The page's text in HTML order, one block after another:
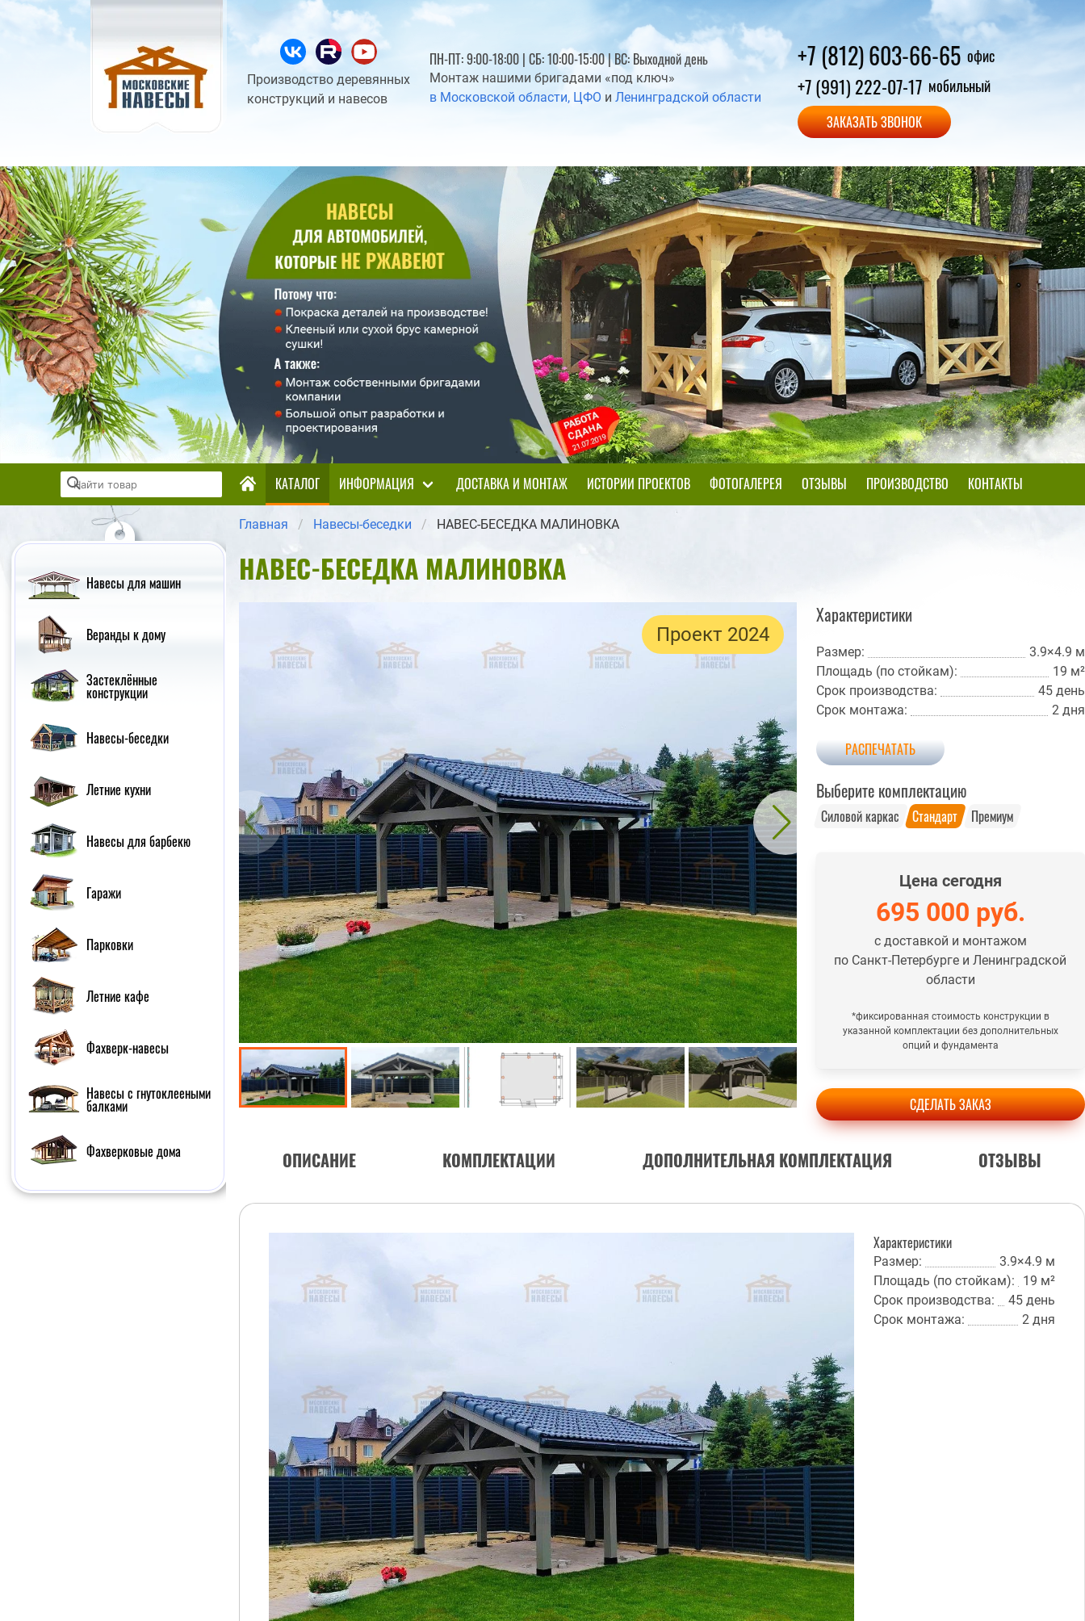
Производство деревянных
конструкций и навесов
ПН-ПТ: 9:00-18:00 | СБ: 10:00-15:00 | ВС: Выходной день
Монтаж нашими бригадами «под ключ»
в Московской области, ЦФО и Ленинградской области
+7 (812) 603-66-65 офис
+7 (991) 222-07-17 мобильный
ЗАКАЗАТЬ ЗВОНОК
КАТАЛОГ ИНФОРМАЦИЯ ДОСТАВКА И МОНТАЖ ИСТОРИИ ПРОЕКТОВ ФОТОГАЛЕРЕЯ ОТЗЫВЫ ПРОИЗВОДСТВО КОНТАКТЫ
Навесы для машин
Веранды к дому
Застеклённые
конструкции
Навесы-беседки
Летние кухни
Навесы для барбекю
Гаражи
Парковки
Летние кафе
Фахверк-навесы
Навесы с гнутоклееными
балками
Фахверковые дома
Главная Навесы-беседки НАВЕС-БЕСЕДКА МАЛИНОВКА
НАВЕС-БЕСЕДКА МАЛИНОВКА
Проект 2024
Характеристики
Размер:
3.9×4.9 м
Площадь (по стойкам):
19 м²
Срок производства:
45 день
Срок монтажа:
2 дня
РАСПЕЧАТАТЬ
Выберите комплектацию
Силовой каркас Стандарт Премиум
Цена сегодня
695 000 руб.
с доставкой и монтажом
по Санкт-Петербурге и Ленинградской
области
*фиксированная стоимость конструкции в
указанной комплектации без дополнительных
опций и фундамента
СДЕЛАТЬ ЗАКАЗ
ОПИСАНИЕ КОМПЛЕКТАЦИИ ДОПОЛНИТЕЛЬНАЯ КОМПЛЕКТАЦИЯ ОТЗЫВЫ
Характеристики
Размер:
3.9×4.9 м
Площадь (по стойкам):
19 м²
Срок производства:
45 день
Срок монтажа:
2 дня